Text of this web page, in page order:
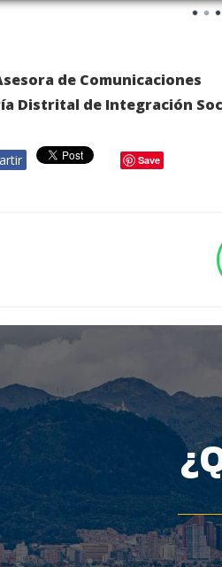
de Comunicaciones
Distrital de Integración
Save